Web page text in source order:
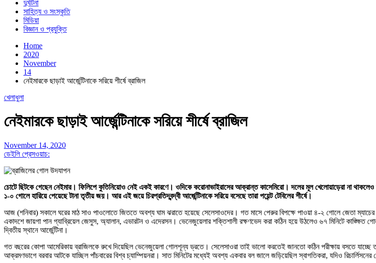
দুর্ঘটনা
সাহিত্য ও সংস্কৃতি
মিডিয়া
বিজ্ঞান ও প্রযুক্তি
Home
2020
November
14
নেইমারকে ছাড়াই আর্জেন্টিনাকে সরিয়ে শীর্ষে ব্রাজিল
খেলাধুলা
নেইমারকে ছাড়াই আর্জেন্টিনাকে সরিয়ে শীর্ষে ব্রাজিল
November 14, 2020
ডেইলি প্রেসওয়াচ:
চোটে ছিটকে গেছেন নেইমার। ফিলিপে কুতিনিয়োও নেই একই কারণে। ওদিকে করোনাভাইরাসের আক্রান্ত কাসেমিরো। দলের মূল খেলোয়াড়েরা না থাকলেও
১-০ গোলে হারিয়ে পেয়েছে টানা তৃতীয় জয়। আর এই জয়ে চিরপ্রতিদ্বন্দ্বী আর্জেন্টিনাকে সরিয়ে বসেছে তারা পয়েন্ট টেবিলের শীর্ষে।
আজ (শনিবার) সকালে ঘরের মাঠ সাও পাওলোতে জিততে অবশ্য ঘাম ঝরাতে হয়েছে সেলেসাওদের। গত মাসে পেরুর বিপক্ষে পাওয়া ৪-২ গোলে জেতা
একাদশে জায়গা পান গ্যাব্রিয়েল জেসুস, অ্যালান, এভারটন ও এদেরসন। ভেনেজুয়েলার শক্তিশালী রক্ষণভেদ করা কঠিন হয়ে উঠলেও ৬৭ মিনিটে কাঙ্ক্ষিত
দ্বিতীয় স্থানে আর্জেন্টিনা।
গত বছরের কোপা আমেরিকায় ব্রাজিলকে রুখে দিয়েছিল ভেনেজুয়েলা গোলশূন্য ড্রতে। সেলেসাওরা তাই ভালো করতেই জানতো কঠিন পরীক্ষায় বসতে যাচ্ছে
আক্রমণভাগে বরবার আটকে যাচ্ছিল পাঁচবারের বিশ্ব চ্যাম্পিয়নরা। সাত মিনিটের মধ্যেই অবশ্য একবার বল জালে জড়িয়েছিল স্বাগতিকরা, যদিও